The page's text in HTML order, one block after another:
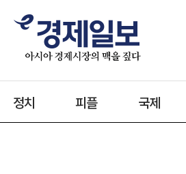
정치 피플 국제